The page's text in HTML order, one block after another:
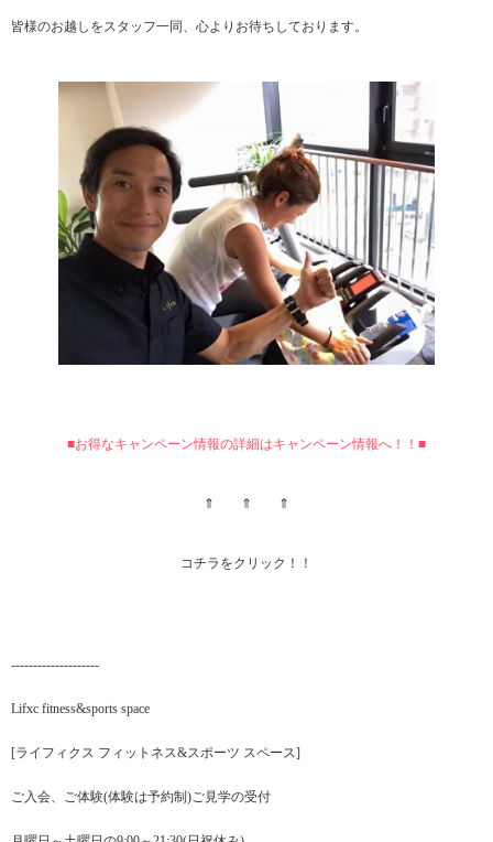
皆様のお越しをスタッフ一同、心よりお待ちしております。
■お得なキャンペーン情報の詳細はキャンペーン情報へ！！■
⇑ ⇑ ⇑
コチラをクリック！！
--------------------
Lifxc fitness&sports space
[ライフィクス フィットネス&スポーツ スペース]
ご入会、ご体験(体験は予約制)ご見学の受付